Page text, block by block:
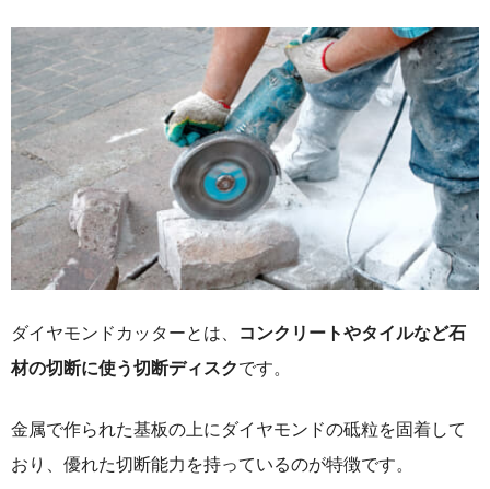
ダイヤモンドカッターとは、
コンクリートやタイルなど石
材の切断に使う切断ディスクです。
金属で作られた基板の上にダイヤモンドの砥粒を固着して
おり、優れた切断能力を持っているのが特徴です。